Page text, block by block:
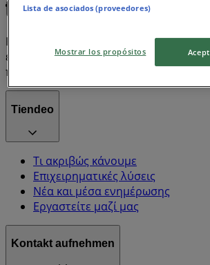
Η Tiendeo είναι μέρος της Shopfully,
εταιρείας που επαναπροσδιορίζει τις
παγκοσμίως.
Tiendeo
Τι ακριβώς κάνουμε
Επιχειρηματικές λύσεις
Νέα και μέσα ενημέρωσης
Εργαστείτε μαζί μας
Kontakt aufnehmen
Lista de asociados (proveedores)
Mostrar los propósitos